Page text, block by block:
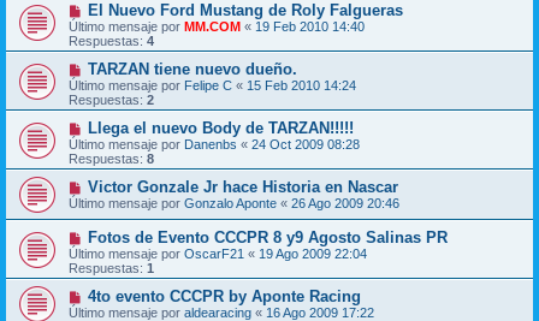
El Nuevo Ford Mustang de Roly Falgueras
Último mensaje por MM.COM « 19 Feb 2010 14:40
Respuestas: 4
TARZAN tiene nuevo dueño.
Último mensaje por Felipe C « 15 Feb 2010 14:24
Respuestas: 2
Llega el nuevo Body de TARZAN!!!!!
Último mensaje por Danenbs « 24 Oct 2009 08:28
Respuestas: 8
Victor Gonzale Jr hace Historia en Nascar
Último mensaje por Gonzalo Aponte « 26 Ago 2009 20:46
Fotos de Evento CCCPR 8 y9 Agosto Salinas PR
Último mensaje por OscarF21 « 19 Ago 2009 22:04
Respuestas: 1
4to evento CCCPR by Aponte Racing
Último mensaje por aldearacing « 16 Ago 2009 17:22